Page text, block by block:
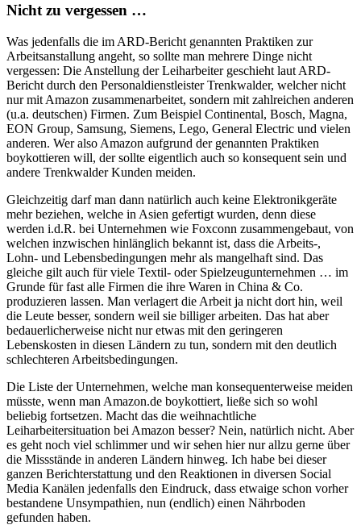
Nicht zu vergessen …
Was jedenfalls die im ARD-Bericht genannten Praktiken zur
Arbeitsanstallung angeht, so sollte man mehrere Dinge nicht
vergessen: Die Anstellung der Leiharbeiter geschieht laut ARD-
Bericht durch den Personaldienstleister Trenkwalder, welcher nicht
nur mit Amazon zusammenarbeitet, sondern mit zahlreichen anderen
(u.a. deutschen) Firmen. Zum Beispiel Continental, Bosch, Magna,
EON Group, Samsung, Siemens, Lego, General Electric und vielen
anderen. Wer also Amazon aufgrund der genannten Praktiken
boykottieren will, der sollte eigentlich auch so konsequent sein und
andere Trenkwalder Kunden meiden.
Gleichzeitig darf man dann natürlich auch keine Elektronikgeräte
mehr beziehen, welche in Asien gefertigt wurden, denn diese
werden i.d.R. bei Unternehmen wie Foxconn zusammengebaut, von
welchen inzwischen hinlänglich bekannt ist, dass die Arbeits-,
Lohn- und Lebensbedingungen mehr als mangelhaft sind. Das
gleiche gilt auch für viele Textil- oder Spielzeugunternehmen … im
Grunde für fast alle Firmen die ihre Waren in China & Co.
produzieren lassen. Man verlagert die Arbeit ja nicht dort hin, weil
die Leute besser, sondern weil sie billiger arbeiten. Das hat aber
bedauerlicherweise nicht nur etwas mit den geringeren
Lebenskosten in diesen Ländern zu tun, sondern mit den deutlich
schlechteren Arbeitsbedingungen.
Die Liste der Unternehmen, welche man konsequenterweise meiden
müsste, wenn man Amazon.de boykottiert, ließe sich so wohl
beliebig fortsetzen. Macht das die weihnachtliche
Leiharbeitersituation bei Amazon besser? Nein, natürlich nicht. Aber
es geht noch viel schlimmer und wir sehen hier nur allzu gerne über
die Missstände in anderen Ländern hinweg. Ich habe bei dieser
ganzen Berichterstattung und den Reaktionen in diversen Social
Media Kanälen jedenfalls den Eindruck, dass etwaige schon vorher
bestandene Unsympathien, nun (endlich) einen Nährboden
gefunden haben.